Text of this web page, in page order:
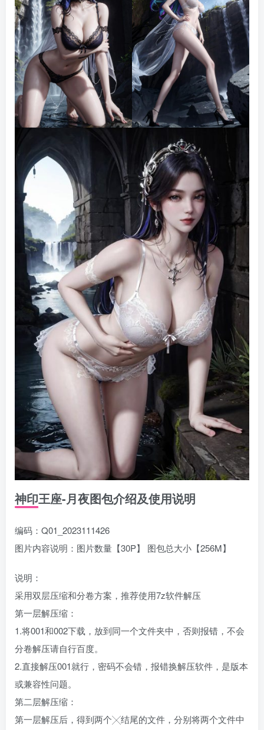
神印王座-月夜图包介绍及使用说明
编码：Q01_2023111426
图片内容说明：图片数量【30P】 图包总大小【256M】
说明：
采用双层压缩和分卷方案，推荐使用7z软件解压
第一层解压缩：
1.将001和002下载，放到同一个文件夹中，否则报错，不会
分卷解压请自行百度。
2.直接解压001就行，密码不会错，报错换解压软件，是版本
或兼容性问题。
第二层解压缩：
第一层解压后，得到两个╳结尾的文件，分别将两个文件中